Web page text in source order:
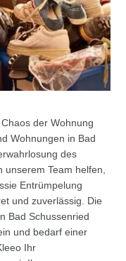
der Wohnung
Wohnungen in Bad
des
unserem Team helfen,
Entrümpelung
und zuverlässig. Die
Bad Schussenried
und bedarf einer
Ihr